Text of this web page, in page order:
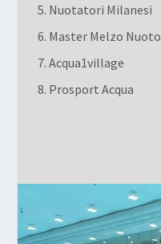
Nuotatori Milanesi
Master Melzo Nuoto
Acqua1village
Prosport Acqua